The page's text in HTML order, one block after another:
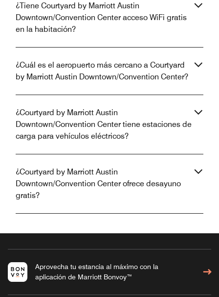
¿Tiene Courtyard by Marriott Austin
Downtown/Convention Center acceso WiFi gratis
en la habitación?
¿Cuál es el aeropuerto más cercano a Courtyard
by Marriott Austin Downtown/Convention Center?
¿Courtyard by Marriott Austin
Downtown/Convention Center tiene estaciones de
carga para vehículos eléctricos?
¿Courtyard by Marriott Austin
Downtown/Convention Center ofrece desayuno
gratis?
Aprovecha tu estancia al máximo con la
aplicación de Marriott Bonvoy™